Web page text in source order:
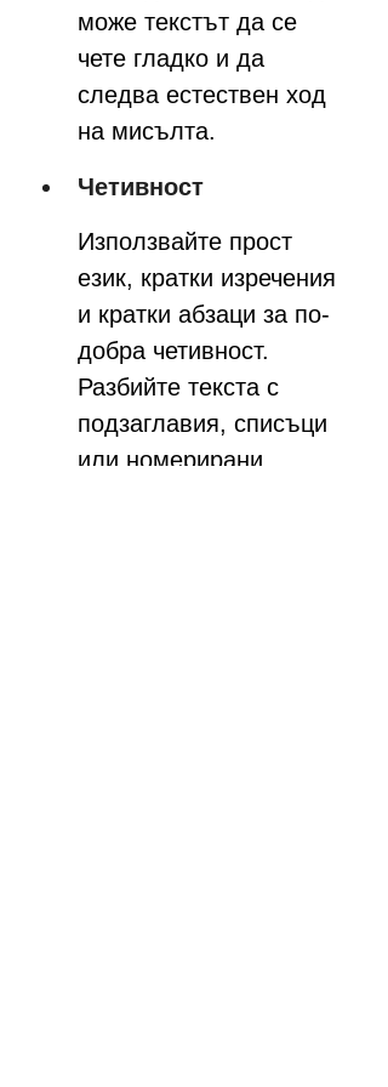
може текстът да се
чете гладко и да
следва естествен ход
на мисълта.
Четивност
Използвайте прост
език, кратки изречения
и кратки абзаци за по-
добра четивност.
Разбийте текста с
подзаглавия, списъци
или номерирани